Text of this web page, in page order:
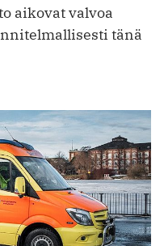
aikovat valvoa
tänä